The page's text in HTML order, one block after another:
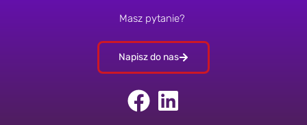
Masz pytanie?
Napisz do nas
F
L